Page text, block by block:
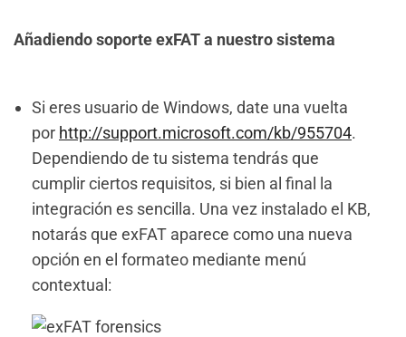
Añadiendo soporte exFAT a nuestro sistema
Si eres usuario de Windows, date una vuelta
por http://support.microsoft.com/kb/955704.
Dependiendo de tu sistema tendrás que
cumplir ciertos requisitos, si bien al final la
integración es sencilla. Una vez instalado el KB,
notarás que exFAT aparece como una nueva
opción en el formateo mediante menú
contextual: